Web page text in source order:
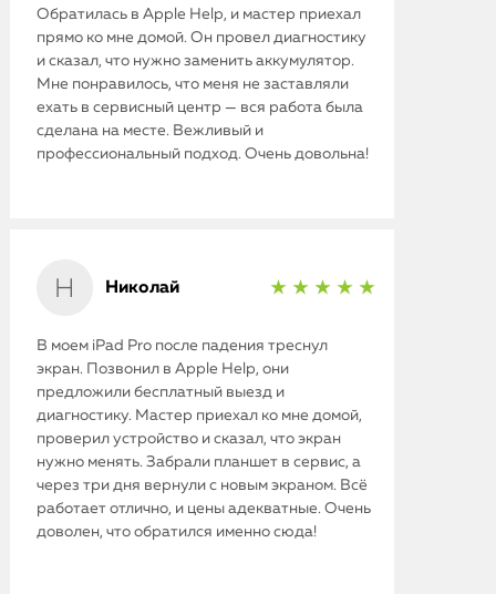
Обратилась в Apple Help, и мастер приехал
прямо ко мне домой. Он провел диагностику
и сказал, что нужно заменить аккумулятор.
Мне понравилось, что меня не заставляли
ехать в сервисный центр — вся работа была
сделана на месте. Вежливый и
профессиональный подход. Очень довольна!
Николай ★ ★ ★ ★ ★
В моем iPad Pro после падения треснул
экран. Позвонил в Apple Help, они
предложили бесплатный выезд и
диагностику. Мастер приехал ко мне домой,
проверил устройство и сказал, что экран
нужно менять. Забрали планшет в сервис, а
через три дня вернули с новым экраном. Всё
работает отлично, и цены адекватные. Очень
доволен, что обратился именно сюда!